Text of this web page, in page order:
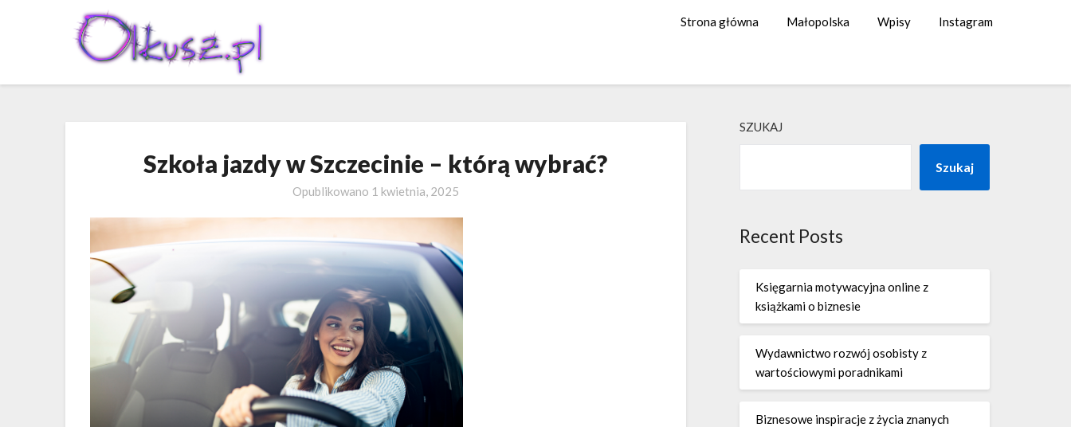
Strona główna Małopolska Wpisy Instagram
Szkoła jazdy w Szczecinie – którą wybrać?
Opublikowano 1 kwietnia, 2025
SZUKAJ
Szukaj
Recent Posts
Księgarnia motywacyjna online z
książkami o biznesie
Wydawnictwo rozwój osobisty z
wartościowymi poradnikami
Biznesowe inspiracje z życia znanych